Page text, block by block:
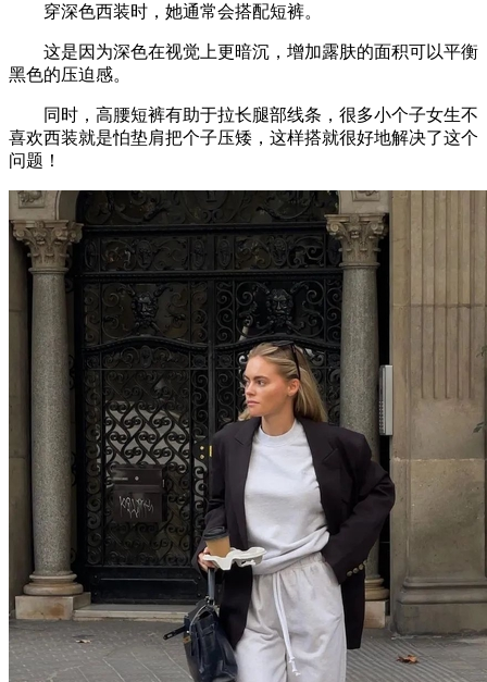
穿深色西装时，她通常会搭配短裤。
这是因为深色在视觉上更暗沉，增加露肤的面积可以平衡
黑色的压迫感。
同时，高腰短裤有助于拉长腿部线条，很多小个子女生不
喜欢西装就是怕垫肩把个子压矮，这样搭就很好地解决了这个
问题！